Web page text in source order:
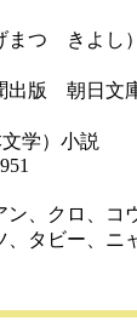
まつ きよし
出版 朝日文
学）小説
、クロ、コ
、タビー、ニ